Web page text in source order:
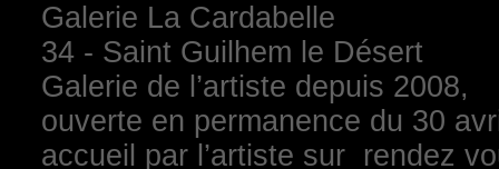
Galerie La Cardabelle
34 - Saint Guilhem le Désert
Galerie de l’artiste depuis 2008,
ouverte en permanence du 30
accueil par l’artiste sur rendez